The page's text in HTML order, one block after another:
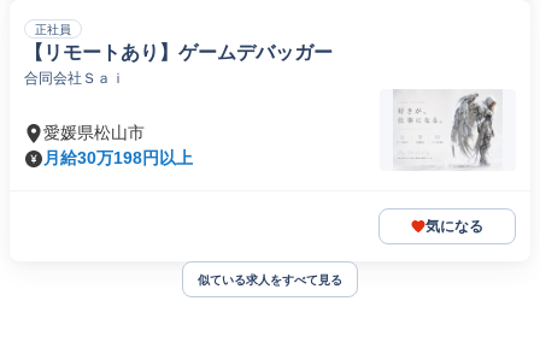
正社員
【リモートあり】ゲームデバッガー
合同会社Ｓａｉ
愛媛県松山市
月給30万198円以上
気になる
似ている求人をすべて見る